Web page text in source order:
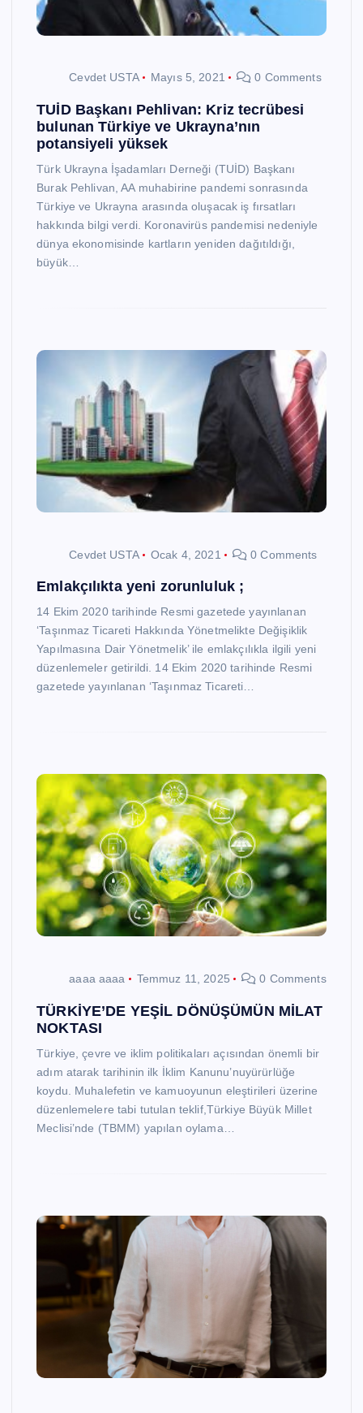
Cevdet USTA Mayıs 5, 2021 0 Comments
TUİD Başkanı Pehlivan: Kriz tecrübesi
bulunan Türkiye ve Ukrayna’nın
potansiyeli yüksek
Türk Ukrayna İşadamları Derneği (TUİD) Başkanı
Burak Pehlivan, AA muhabirine pandemi sonrasında
Türkiye ve Ukrayna arasında oluşacak iş fırsatları
hakkında bilgi verdi. Koronavirüs pandemisi nedeniyle
dünya ekonomisinde kartların yeniden dağıtıldığı,
büyük…
Cevdet USTA Ocak 4, 2021 0 Comments
Emlakçılıkta yeni zorunluluk ;
14 Ekim 2020 tarihinde Resmi gazetede yayınlanan
‘Taşınmaz Ticareti Hakkında Yönetmelikte Değişiklik
Yapılmasına Dair Yönetmelik’ ile emlakçılıkla ilgili yeni
düzenlemeler getirildi. 14 Ekim 2020 tarihinde Resmi
gazetede yayınlanan ‘Taşınmaz Ticareti…
aaaa aaaa Temmuz 11, 2025 0 Comments
TÜRKİYE’DE YEŞİL DÖNÜŞÜMÜN MİLAT
NOKTASI
Türkiye, çevre ve iklim politikaları açısından önemli bir
adım atarak tarihinin ilk İklim Kanunu’nuyürürlüğe
koydu. Muhalefetin ve kamuoyunun eleştirileri üzerine
düzenlemelere tabi tutulan teklif,Türkiye Büyük Millet
Meclisi’nde (TBMM) yapılan oylama…